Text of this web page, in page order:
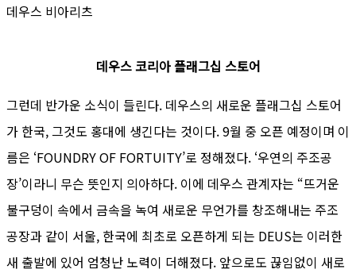
데우스 비아리츠
데우스 코리아 플래그십 스토어
그런데 반가운 소식이 들린다. 데우스의 새로운 플래그십 스토어
가 한국, 그것도 홍대에 생긴다는 것이다. 9월 중 오픈 예정이며 이
름은 ‘FOUNDRY OF FORTUITY’로 정해졌다. ‘우연의 주조공
장’이라니 무슨 뜻인지 의아하다. 이에 데우스 관계자는 “뜨거운
불구덩이 속에서 금속을 녹여 새로운 무언가를 창조해내는 주조
공장과 같이 서울, 한국에 최초로 오픈하게 되는 DEUS는 이러한
새 출발에 있어 엄청난 노력이 더해졌다. 앞으로도 끊임없이 새로